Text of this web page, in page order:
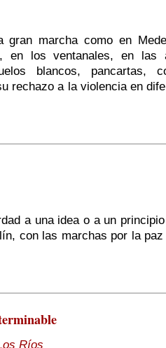
gran marcha como en
en los ventanales, en las
blancos, pancartas,
rechazo a la violencia en
a una idea o a un
con las marchas por la
Ríos